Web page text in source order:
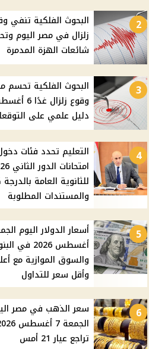
2
البحوث الفلكية تنفي
زلزال في مصر اليوم
شائعات الهزة المدمرة
3
البحوث الفلكية تحسم
وقوع زلزال
دليل علمي على
4
التعليم تحدد فئات
امتحانات
للثانوية العامة
والمستندات المطلوبة
5
أغسطس 2026 في
والسوق الموازية مع
وأقل سعر للتداول
6
سعر الذهب في مصر
تراجع عيار 21 أمس